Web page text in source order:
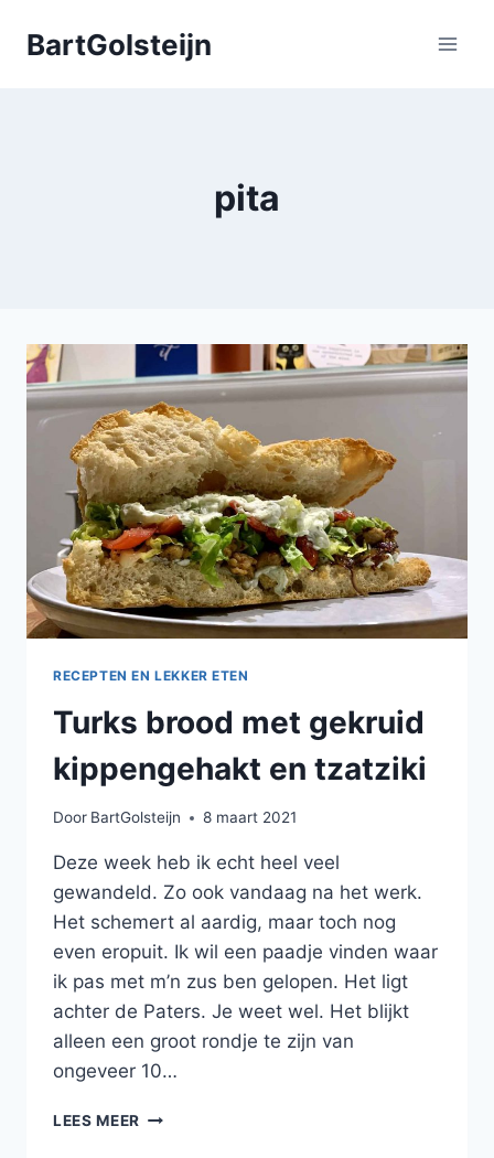
naarBartGolsteijn
pita
RECEPTEN EN LEKKER ETEN
Turks brood met gekruid
kippengehakt en tzatziki
Door BartGolsteijn 8 maart 2021
Deze week heb ik echt heel veel
gewandeld. Zo ook vandaag na het werk.
Het schemert al aardig, maar toch nog
even eropuit. Ik wil een paadje vinden waar
ik pas met m’n zus ben gelopen. Het ligt
achter de Paters. Je weet wel. Het blijkt
alleen een groot rondje te zijn van
ongeveer 10…
LEES MEER TURKS